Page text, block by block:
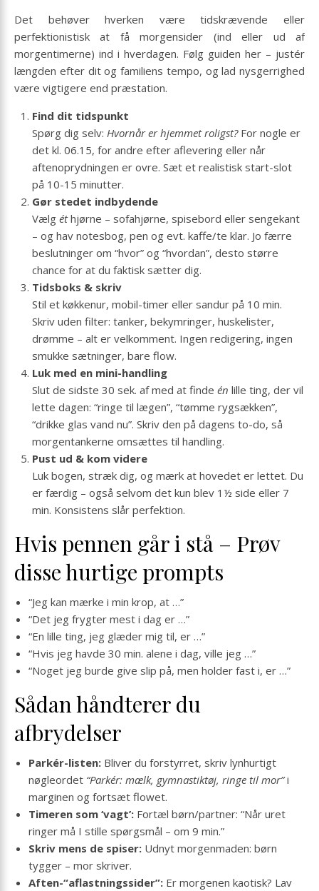
Det behøver hverken være tidskrævende eller
perfektionistisk at få morgensider (ind eller ud af
morgentimerne) ind i hverdagen. Følg guiden her – justér
længden efter dit og familiens tempo, og lad nysgerrighed
være vigtigere end præstation.
Find dit tidspunkt
Spørg dig selv: Hvornår er hjemmet roligst?For nogle er
det kl. 06.15, for andre efter aflevering eller når
aftenoprydningen er ovre. Sæt et realistisk start-slot
på 10-15 minutter.
Gør stedet indbydende
Vælg éthjørne – sofahjørne, spisebord eller sengekant
– og hav notesbog, pen og evt. kaffe/te klar. Jo færre
beslutninger om “hvor” og “hvordan”, desto større
chance for at du faktisk sætter dig.
Tidsboks & skriv
Stil et køkkenur, mobil-timer eller sandur på 10 min.
Skriv uden filter: tanker, bekymringer, huskelister,
drømme – alt er velkomment. Ingen redigering, ingen
smukke sætninger, bare flow.
Luk med en mini-handling
Slut de sidste 30 sek. af med at finde én lille ting, der vil
lette dagen: “ringe til lægen”, “tømme rygsækken”,
“drikke glas vand nu”. Skriv den på dagens to-do, så
morgentankerne omsættes til handling.
Pust ud & kom videre
Luk bogen, stræk dig, og mærk at hovedet er lettet. Du
er færdig – også selvom det kun blev 1½ side eller 7
min. Konsistens slår perfektion.
Hvis pennen går i stå – Prøv
disse hurtige prompts
“Jeg kan mærke i min krop, at …”
“Det jeg frygter mest i dag er …”
“En lille ting, jeg glæder mig til, er …”
“Hvis jeg havde 30 min. alene i dag, ville jeg …”
“Noget jeg burde give slip på, men holder fast i, er …”
Sådan håndterer du
afbrydelser
Parkér-listen: Bliver du forstyrret, skriv lynhurtigt
nøgleordet “Parkér: mælk, gymnastiktøj, ringe til mor”i
marginen og fortsæt flowet.
Timeren som ‘vagt’: Fortæl børn/partner: “Når uret
ringer må I stille spørgsmål – om 9 min.”
Skriv mens de spiser: Udnyt morgenmaden: børn
tygger – mor skriver.
Aften-“aflastningssider”: Er morgenen kaotisk? Lav